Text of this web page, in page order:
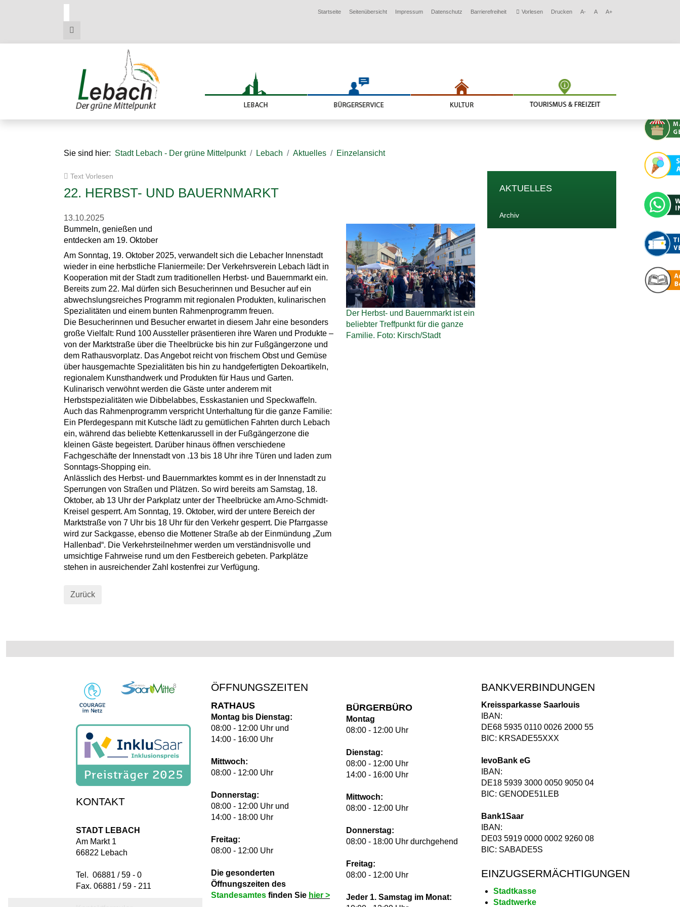
Startseite Seitenübersicht Impressum Datenschutz Barrierefreiheit Vorlesen Drucken A- A A+
Sie sind hier: Stadt Lebach - Der grüne Mittelpunkt Lebach Aktuelles Einzelansicht
Text Vorlesen
22. HERBST- UND BAUERNMARKT
13.10.2025
Bummeln, genießen und
entdecken am 19. Oktober
Am Sonntag, 19. Oktober 2025, verwandelt sich die Lebacher Innenstadt
wieder in eine herbstliche Flaniermeile: Der Verkehrsverein Lebach lädt in
Kooperation mit der Stadt zum traditionellen Herbst- und Bauernmarkt ein.
Bereits zum 22. Mal dürfen sich Besucherinnen und Besucher auf ein
abwechslungsreiches Programm mit regionalen Produkten, kulinarischen
Spezialitäten und einem bunten Rahmenprogramm freuen.
Die Besucherinnen und Besucher erwartet in diesem Jahr eine besonders
große Vielfalt: Rund 100 Aussteller präsentieren ihre Waren und Produkte –
von der Marktstraße über die Theelbrücke bis hin zur Fußgängerzone und
dem Rathausvorplatz. Das Angebot reicht von frischem Obst und Gemüse
über hausgemachte Spezialitäten bis hin zu handgefertigten Dekoartikeln,
regionalem Kunsthandwerk und Produkten für Haus und Garten.
Kulinarisch verwöhnt werden die Gäste unter anderem mit
Herbstspezialitäten wie Dibbelabbes, Esskastanien und Speckwaffeln.
Auch das Rahmenprogramm verspricht Unterhaltung für die ganze Familie:
Ein Pferdegespann mit Kutsche lädt zu gemütlichen Fahrten durch Lebach
ein, während das beliebte Kettenkarussell in der Fußgängerzone die
kleinen Gäste begeistert. Darüber hinaus öffnen verschiedene
Fachgeschäfte der Innenstadt von .13 bis 18 Uhr ihre Türen und laden zum
Sonntags-Shopping ein.
Anlässlich des Herbst- und Bauernmarktes kommt es in der Innenstadt zu
Sperrungen von Straßen und Plätzen. So wird bereits am Samstag, 18.
Oktober, ab 13 Uhr der Parkplatz unter der Theelbrücke am Arno-Schmidt-
Kreisel gesperrt. Am Sonntag, 19. Oktober, wird der untere Bereich der
Marktstraße von 7 Uhr bis 18 Uhr für den Verkehr gesperrt. Die Pfarrgasse
wird zur Sackgasse, ebenso die Mottener Straße ab der Einmündung „Zum
Hallenbad“. Die Verkehrsteilnehmer werden um verständnisvolle und
umsichtige Fahrweise rund um den Festbereich gebeten. Parkplätze
stehen in ausreichender Zahl kostenfrei zur Verfügung.
Zurück
Der Herbst- und Bauernmarkt ist ein
beliebter Treffpunkt für die ganze
Familie. Foto: Kirsch/Stadt
AKTUELLES
Archiv
KONTAKT
STADT LEBACH
Am Markt 1
66822 Lebach
Tel. 06881 / 59 - 0
Fax. 06881 / 59 - 211
ÖFFNUNGSZEITEN
RATHAUS
Montag bis Dienstag:
08:00 - 12:00 Uhr und
14:00 - 16:00 Uhr
Mittwoch:
08:00 - 12:00 Uhr
Donnerstag:
08:00 - 12:00 Uhr und
14:00 - 18:00 Uhr
Freitag:
08:00 - 12:00 Uhr
Die gesonderten
Öffnungszeiten des
Standesamtes finden Sie hier >
BÜRGERBÜRO
Montag
08:00 - 12:00 Uhr
Dienstag:
08:00 - 12:00 Uhr
14:00 - 16:00 Uhr
Mittwoch:
08:00 - 12:00 Uhr
Donnerstag:
08:00 - 18:00 Uhr durchgehend
Freitag:
08:00 - 12:00 Uhr
Jeder 1. Samstag im Monat:
BANKVERBINDUNGEN
Kreissparkasse Saarlouis
IBAN:
DE68 5935 0110 0026 2000 55
BIC: KRSADE55XXX
levoBank eG
IBAN:
DE18 5939 3000 0050 9050 04
BIC: GENODE51LEB
Bank1Saar
IBAN:
DE03 5919 0000 0002 9260 08
BIC: SABADE5S
EINZUGSERMÄCHTIGUNGEN
Stadtkasse
Stadtwerke